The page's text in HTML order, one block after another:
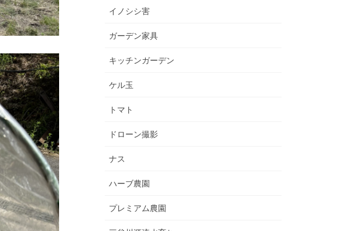
イノシシ害
ガーデン家具
キッチンガーデン
ケル玉
トマト
ドローン撮影
ナス
ハーブ農園
プレミアム農園